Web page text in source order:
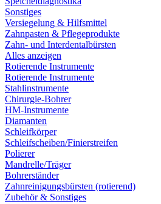
Sonstiges
Versiegelung & Hilfsmittel
Zahnpasten & Pflegeprodukte
Zahn- und Interdentalbürsten
Alles anzeigen
Rotierende Instrumente
Rotierende Instrumente
Stahlinstrumente
Chirurgie-Bohrer
HM-Instrumente
Diamanten
Schleifkörper
Schleifscheiben/Finierstreifen
Polierer
Mandrelle/Träger
Bohrerständer
Zahnreinigungsbürsten (rotierend)
Zubehör & Sonstiges